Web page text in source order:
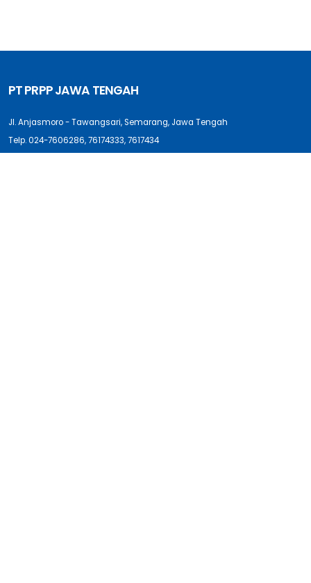
PT PRPP JAWA TENGAH
Jl. Anjasmoro - Tawangsari, Semarang, Jawa Tengah
Telp. 024-7606286, 76174333, 7617434